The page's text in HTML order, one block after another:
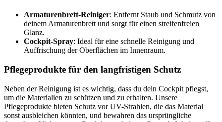
Armaturenbrett-Reiniger: Entfernt Staub und Schmutz von
deinem Armaturenbrett und sorgt für einen streifenfreien
Glanz.
Cockpit-Spray: Ideal für eine schnelle Reinigung und
Auffrischung der Oberflächen im Innenraum.
Pflegeprodukte für den langfristigen Schutz
Neben der Reinigung ist es wichtig, dass du dein Cockpit pflegst,
um die Materialien zu schützen und zu erhalten. Unsere
Pflegeprodukte bieten Schutz vor UV-Strahlen, die das Material
sonst ausbleichen könnten, und bewahren das ursprüngliche